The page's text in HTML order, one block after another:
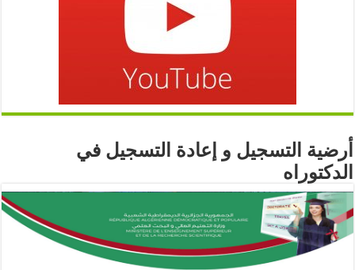
أرضية التسجيل و إعادة التسجيل في
الدكتوراه